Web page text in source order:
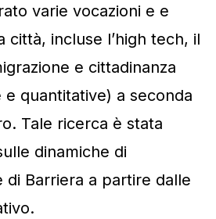
varie vocazioni e e
incluse l’high tech, il
e cittadinanza
quantitative) a seconda
Tale ricerca è stata
dinamiche di
Barriera a partire dalle